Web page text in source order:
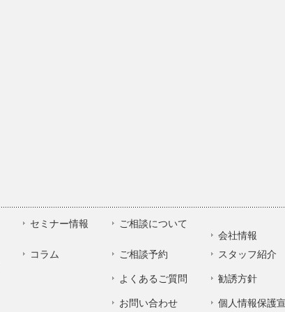
セミナー情報
コラム
ご相談について
ご相談予約
よくあるご質問
お問い合わせ
会社情報
スタッフ紹介
勧誘方針
個人情報保護